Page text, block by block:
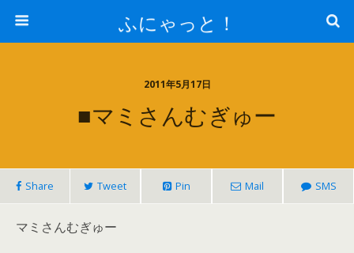
ふにゃっと！
2011年5月17日
■マミさんむぎゅー
Share Tweet Pin Mail SMS
マミさんむぎゅー